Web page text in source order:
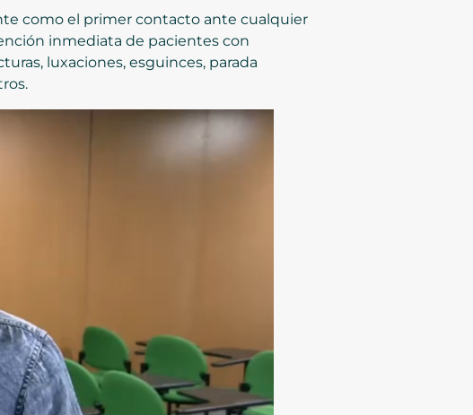
como el primer contacto ante cualquier
inmediata de pacientes con
luxaciones, esguinces, parada